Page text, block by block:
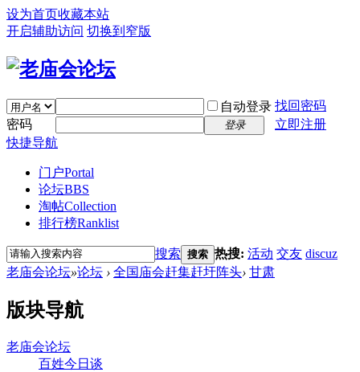
设为首页收藏本站
开启辅助访问 切换到窄版
自动登录 找回密码
密码
登录
立即注册
快捷导航
门户Portal
论坛BBS
淘帖Collection
排行榜Ranklist
搜索 搜索 热搜: 活动 交友 discuz
老庙会论坛»论坛 › 全国庙会赶集赶圩阵头› 甘肃
版块导航
老庙会论坛
百姓今日谈